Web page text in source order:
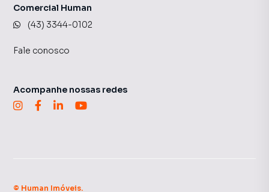
Comercial Human
(43) 3344-0102
Fale conosco
Acompanhe nossas redes
© Human Imóveis.